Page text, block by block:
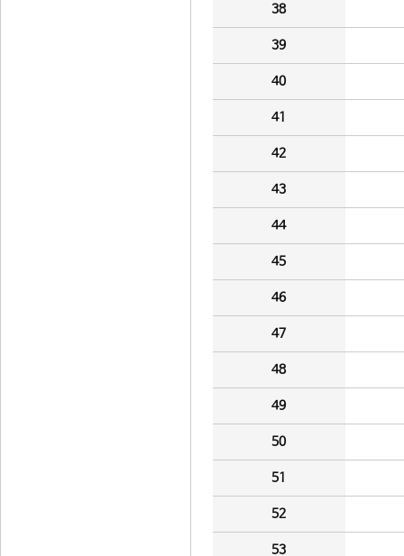
38
39
40
41
42
43
44
45
46
47
48
49
50
51
52
53